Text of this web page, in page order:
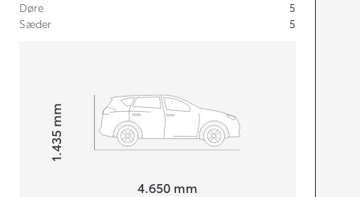
Døre
5
Sæder
5
4.650 mm
Højt1.435
mm